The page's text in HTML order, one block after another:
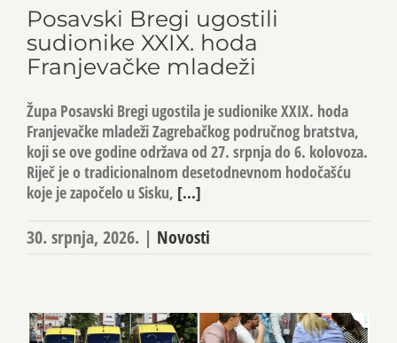
Posavski Bregi ugostili
sudionike XXIX. hoda
Franjevačke mladeži
Župa Posavski Bregi ugostila je sudionike XXIX. hoda
Franjevačke mladeži Zagrebačkog područnog bratstva,
koji se ove godine održava od 27. srpnja do 6. kolovoza.
Riječ je o tradicionalnom desetodnevnom hodočašću
koje je započelo u Sisku, [...]
30. srpnja, 2026. | Novosti